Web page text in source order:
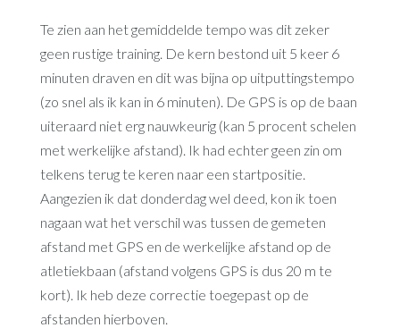
Te zien aan het gemiddelde tempo was dit zeker
geen rustige training. De kern bestond uit 5 keer 6
minuten draven en dit was bijna op uitputtingstempo
(zo snel als ik kan in 6 minuten). De GPS is op de baan
uiteraard niet erg nauwkeurig (kan 5 procent schelen
met werkelijke afstand). Ik had echter geen zin om
telkens terug te keren naar een startpositie.
Aangezien ik dat donderdag wel deed, kon ik toen
nagaan wat het verschil was tussen de gemeten
afstand met GPS en de werkelijke afstand op de
atletiekbaan (afstand volgens GPS is dus 20 m te
kort). Ik heb deze correctie toegepast op de
afstanden hierboven.